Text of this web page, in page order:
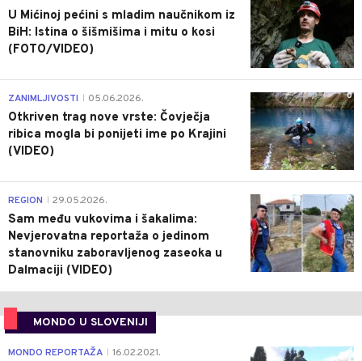
U Mićinoj pećini s mladim naučnikom iz
BiH: Istina o šišmišima i mitu o kosi
(FOTO/VIDEO)
0
ZANIMLJIVOSTI 05.06.2026.
Otkriven trag nove vrste: Čovječja
ribica mogla bi ponijeti ime po Krajini
(VIDEO)
0
REGION 29.05.2026.
Sam među vukovima i šakalima:
Nevjerovatna reportaža o jedinom
stanovniku zaboravljenog zaseoka u
Dalmaciji (VIDEO)
MONDO U SLOVENIJI
4
MONDO REPORTAŽA 16.02.2021.